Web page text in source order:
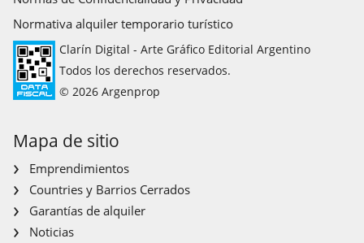
Normativa alquiler temporario turístico
Clarín Digital - Arte Gráfico Editorial Argentino
Todos los derechos reservados.
© 2026 Argenprop
Mapa de sitio
Emprendimientos
Countries y Barrios Cerrados
Garantías de alquiler
Noticias